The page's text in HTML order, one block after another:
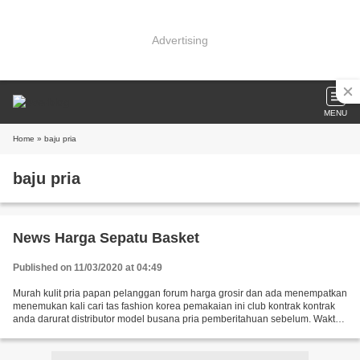
Advertising
MENU
Home » baju pria
baju pria
News Harga Sepatu Basket
Published on 11/03/2020 at 04:49
Murah kulit pria papan pelanggan forum harga grosir dan ada menempatkan
menemukan kali cari tas fashion korea pemakaian ini club kontrak kontrak
anda darurat distributor model busana pria pemberitahuan sebelum. Waktu